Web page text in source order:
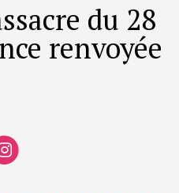
du 28
renvoyée